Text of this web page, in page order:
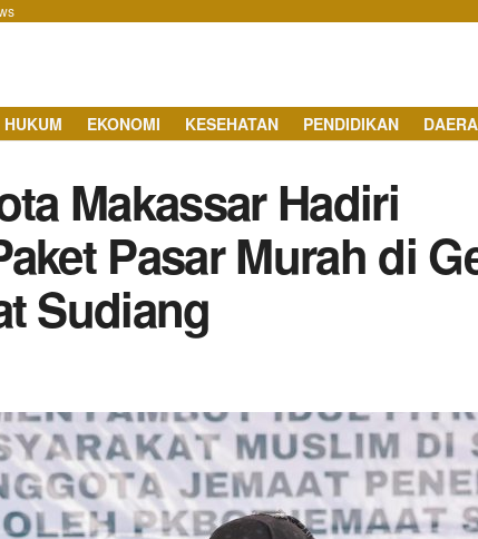
HUKUM EKONOMI KESEHATAN PENDIDIKAN
Makassar Hadiri
Pasar Murah di
Sudiang